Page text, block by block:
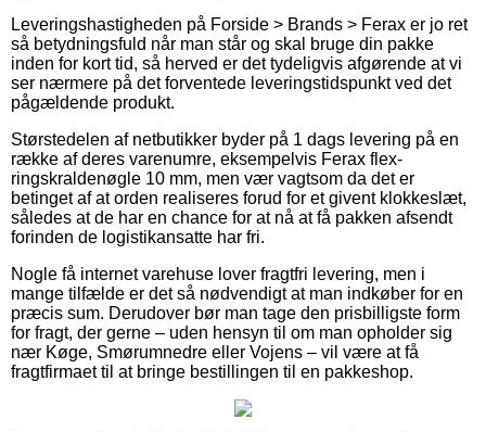
Leveringshastigheden på Forside > Brands > Ferax er jo ret
så betydningsfuld når man står og skal bruge din pakke
inden for kort tid, så herved er det tydeligvis afgørende at vi
ser nærmere på det forventede leveringstidspunkt ved det
pågældende produkt.
Størstedelen af netbutikker byder på 1 dags levering på en
række af deres varenumre, eksempelvis Ferax flex-
ringskraldenøgle 10 mm, men vær vagtsom da det er
betinget af at orden realiseres forud for et givent klokkeslæt,
således at de har en chance for at nå at få pakken afsendt
forinden de logistikansatte har fri.
Nogle få internet varehuse lover fragtfri levering, men i
mange tilfælde er det så nødvendigt at man indkøber for en
præcis sum. Derudover bør man tage den prisbilligste form
for fragt, der gerne – uden hensyn til om man opholder sig
nær Køge, Smørumnedre eller Vojens – vil være at få
fragtfirmaet til at bringe bestillingen til en pakkeshop.